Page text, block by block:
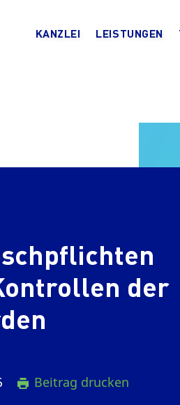
KANZLEI LEISTUNGEN
der
Beitrag drucken